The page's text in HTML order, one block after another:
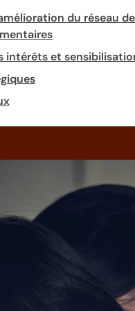
du réseau de
intérêts et